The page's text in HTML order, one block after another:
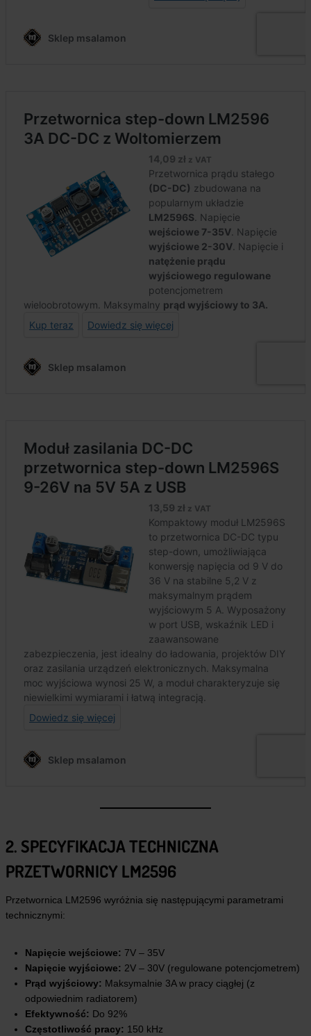
2. SPECYFIKACJA TECHNICZNA
PRZETWORNICY LM2596
Przetwornica LM2596 wyróżnia się następującymi parametrami
technicznymi:
Napięcie wejściowe: 7V – 35V
Napięcie wyjściowe: 2V – 30V (regulowane potencjometrem)
Prąd wyjściowy: Maksymalnie 3A w pracy ciągłej (z
odpowiednim radiatorem)
Efektywność: Do 92%
Częstotliwość pracy: 150 kHz